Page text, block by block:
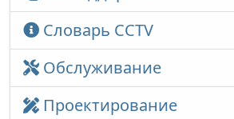
Словарь CCTV
Обслуживание
Проектирование